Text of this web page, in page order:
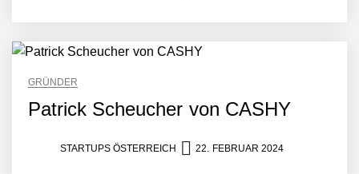
GRÜNDER
Patrick Scheucher von CASHY
STARTUPS ÖSTERREICH 22. FEBRUAR 2024